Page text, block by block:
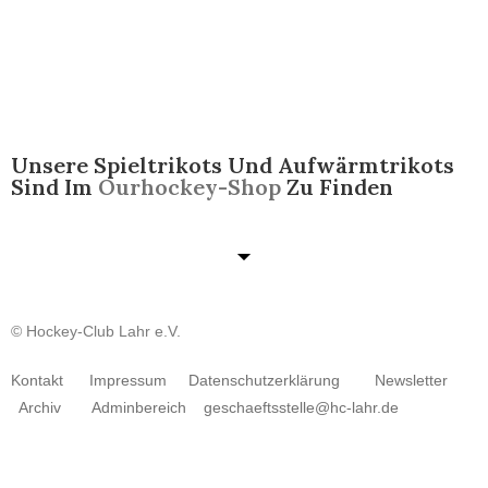
Unsere Spieltrikots Und Aufwärmtrikots
Sind Im Ourhockey-Shop Zu Finden​
© Hockey-Club Lahr e.V.
Kontakt Impressum Datenschutzerklärung
Newsletter
Archiv
Adminbereich geschaeftsstelle@hc-lahr.de